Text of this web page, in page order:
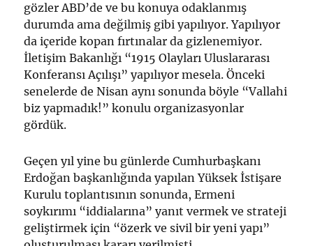
gözler ABD’de ve bu konuya odaklanmış
durumda ama değilmiş gibi yapılıyor. Yapılıyor
da içeride kopan fırtınalar da gizlenemiyor.
İletişim Bakanlığı “1915 Olayları Uluslararası
Konferansı Açılışı” yapılıyor mesela. Önceki
senelerde de Nisan aynı sonunda böyle “Vallahi
biz yapmadık!” konulu organizasyonlar
gördük.
Geçen yıl yine bu günlerde Cumhurbaşkanı
Erdoğan başkanlığında yapılan Yüksek İstişare
Kurulu toplantısının sonunda, Ermeni
soykırımı “iddialarına” yanıt vermek ve strateji
geliştirmek için “özerk ve sivil bir yeni yapı”